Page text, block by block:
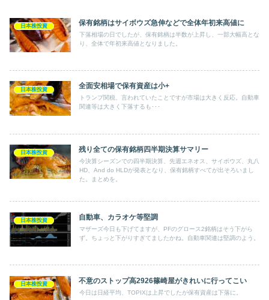
日本株投資 保有銘柄はサイボウズ急伸などで全体年初来高値に
下落相場の日でしたが、保有銘柄は半数が上昇し、一部大幅高とな
り、全体で年初来高値となりました。
日本株投資 全面安相場で保有資産は小+
トランプ関税、言われていたことですが市場は大きく反応。自動車
関連等は大きく下落するも･･･
日本株投資 残り全ての保有銘柄四半期決算サマリー
今決算シーズンでの四半期決算、先週エネオス、サイボウズ、丸八
HD、And do HLDが発表となり、保有銘柄すべてが出そろいまし
た。まとめを。
日本株投資 自動車、カラオケ等堅調
マザーズ今日も下げてますが、PFのグロース2銘柄はそう下がら
ず。ちょっと下がりすぎてましたかね。自動車関連は堅調のよう。
日本株投資 不意のストップ高2926篠崎屋がきれいに行ってこい
今日は日経平均、TOPIXは上昇でしたが保有資産は下落に。